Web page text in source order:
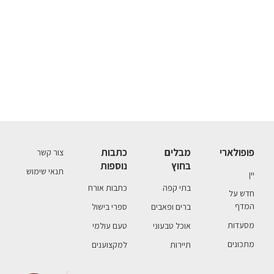
פופולארי
יין
חדש על
המדף
מסעדות
מתכונים
מבלים
בחוץ
בתי קפה
ברים ופאבים
אוכל טבעוני
תיירות
כתבות
נוספות
כתבות אורח
ספרי בישול
טעם עולמי
למקצוענים
צור קשר
תנאי שימוש